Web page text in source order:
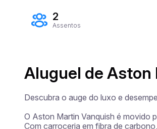
2
Assentos
Aluguel de Aston
Descubra o auge do luxo e
O Aston Martin Vanquish é movido
Com carroceria em fibra de